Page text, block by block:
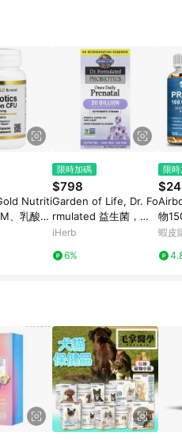
文數字亂數組合，如
3個工作日陸續發送交易訊
天起算85天後陸續確認發
數依據將以商品未稅價格為
率影響而有微幅差異。 8. 如
60天內的訂單查詢。 9.多筆
從LINE購物完成跳轉，在您
再次下單，請務必重新透過
Nutriti
、乳酸雙
乳杆菌和
物，250
限時加碼
$798
Garden of Life, Dr. Fo
rmulated 益生菌，每
日一次產前配方（無需
囊
iHerb
6%
限
物
0/
蝦皮